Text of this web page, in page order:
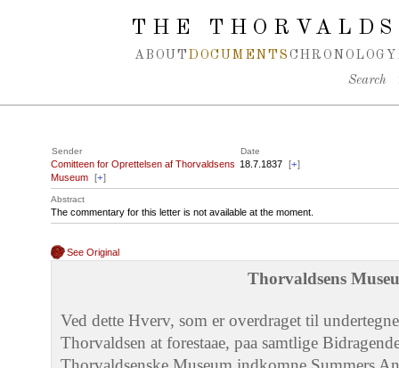
Spring navigation over
THE
ABOUT DOCUMENTS CHRONOLOGY
Search
Sender Date
Comitteen for Oprettelsen af Thorvaldsens
Museum
[+]
18.7.1837 [+]
Abstract
The commentary for this letter is not available at the moment.
See Original
Thorvaldsens
Ved dette Hverv, som er overdraget til
Thorvaldsen at forestaae, paa samtlige